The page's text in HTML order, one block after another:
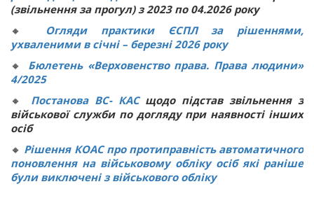
(звільнення за прогул) з 2023 по 04.2026 року
🔸 Огляди практики ЄСПЛ за рішеннями,
ухваленими в січні – березні 2026 року
🔸 Бюлетень «Верховенство права. Права людини»
4/2025
🔸 Постанова ВС- КАСщодо підстав звільнення з
військової служби по догляду при наявності інших
осіб
🔸 Рішення КОАС про протиправність автоматичного
поновлення на військовому обліку осіб які раніше
були виключені з військового обліку